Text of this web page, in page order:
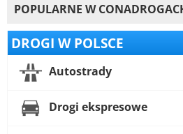
POPULARNE W
DROGI W POLSCE
Autostrady
Drogi ekspresowe